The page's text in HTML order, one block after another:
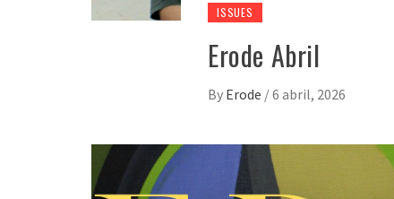
ISSUES
Erode Abril
By Erode /6 abril, 2026